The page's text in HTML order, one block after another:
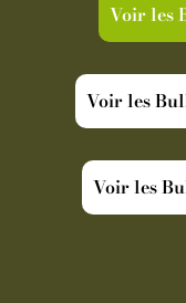
Voir les
Voir les
Voir les